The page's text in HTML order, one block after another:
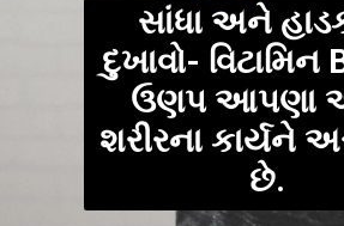
સાંધા અને
દુખાવો- વિટામિન
ઉણપ આપણા
શરીરના કાર્યને
છે.